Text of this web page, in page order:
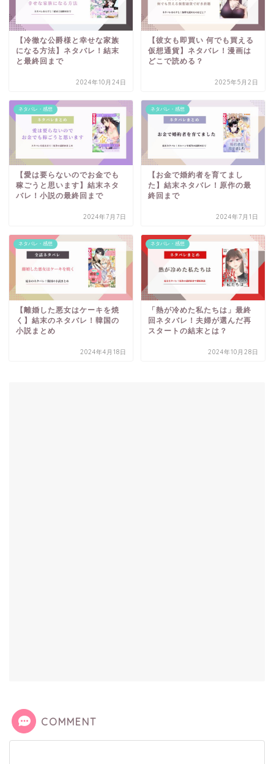
【冷徹な公爵様と幸せな家族
になる方法】ネタバレ！結末
と最終回まで
2024年10月24日
【彼女も即買い 何でも買える
仮想通貨】ネタバレ！漫画は
どこで読める？
2025年5月2日
ネタバレ・感想
【愛は要らないのでお金でも
稼ごうと思います】結末ネタ
バレ！小説の最終回まで
2024年7月7日
ネタバレ・感想
【お金で婚約者を育てまし
た】結末ネタバレ！原作の最
終回まで
2024年7月1日
ネタバレ・感想
【離婚した悪女はケーキを焼
く】結末のネタバレ！韓国の
小説まとめ
2024年4月18日
ネタバレ・感想
「熱が冷めた私たちは」最終
回ネタバレ！夫婦が選んだ再
スタートの結末とは？
2024年10月28日
COMMENT